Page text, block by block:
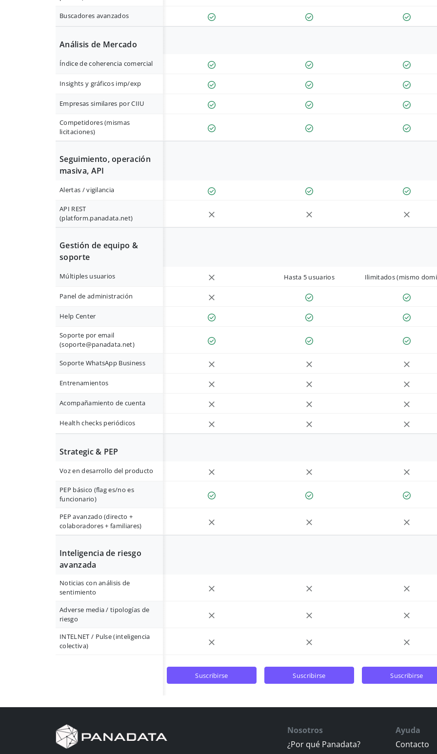
Buscadores avanzados
Análisis de Mercado
Índice de coherencia comercial
Insights y gráficos imp/exp
Empresas similares por CIIU
Competidores (mismas
licitaciones)
Seguimiento, operación
masiva, API
Alertas / vigilancia
API REST
(platform.panadata.net)
Gestión de equipo &
soporte
Múltiples usuarios Hasta 5 usuarios Ilimitados (mismo
Panel de administración
Help Center
Soporte por email
(soporte@panadata.net)
Soporte WhatsApp Business
Entrenamientos
Acompañamiento de cuenta
Health checks periódicos
Strategic & PEP
Voz en desarrollo del producto
PEP básico (flag es/no es
funcionario)
PEP avanzado (directo +
colaboradores + familiares)
Inteligencia de riesgo
avanzada
Noticias con análisis de
sentimiento
Adverse media / tipologías de
riesgo
INTELNET / Pulse (inteligencia
colectiva)
suscribirse suscribirse suscribirse
Nosotros
¿Por qué Panadata?
Ayuda
Contacto